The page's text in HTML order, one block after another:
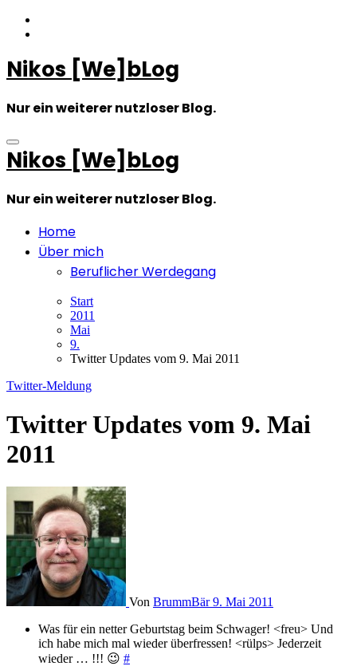
Zum
Inhalt
Nikos [We]bLog
Nur ein weiterer nutzloser Blog.
Nikos [We]bLog
Nur ein weiterer nutzloser Blog.
Home
Über mich
Beruflicher Werdegang
Start
2011
Mai
9.
Twitter Updates vom 9. Mai 2011
Twitter-Meldung
Twitter Updates vom 9. Mai
2011
Von BrummBär9. Mai 2011
Was für ein netter Geburtstag beim Schwager! <freu> Und
ich habe mich mal wieder überfressen! <rülps> Jederzeit
wieder … !!! 😉 #